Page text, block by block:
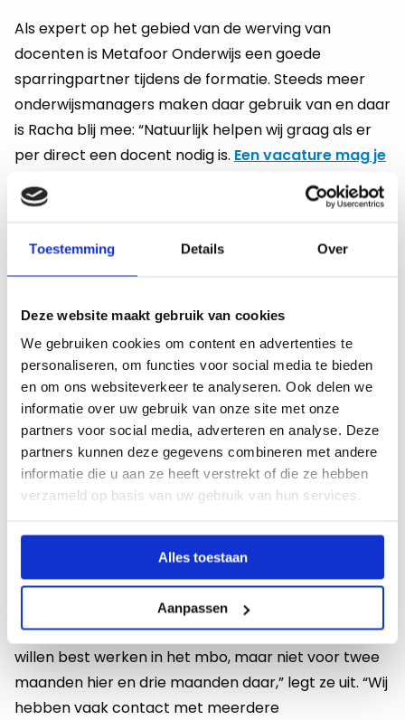
Toestemming Details Over
Deze website maakt gebruik van cookies
We gebruiken cookies om content en advertenties te
personaliseren, om functies voor social media te bieden
en om ons websiteverkeer te analyseren. Ook delen we
informatie over uw gebruik van onze site met onze
partners voor social media, adverteren en analyse. Deze
partners kunnen deze gegevens combineren met andere
informatie die u aan ze heeft verstrekt of die ze hebben
verzameld op basis van uw gebruik van hun services.
Alles toestaan
Aanpassen
Als expert op het gebied van de werving van
docenten is Metafoor Onderwijs een goede
sparringpartner tijdens de formatie. Steeds meer
onderwijsmanagers maken daar gebruik van en daar
is Racha blij mee: “Natuurlijk helpen wij graag als er
per direct een docent nodig is. Een vacature mag je
. Maar als een school al in
januari weet dat er in september een docent nodig
kunnen we vooruit werven, meedenken over
haalbaarheid en kandidaten iets bieden wat
aantrekkelijk voor ze is.”
Laat je HR-partner
meedenken over wat
aantrekkelijk is voor
kandidaten
Racha ziet bijvoorbeeld dat scholen steeds vaker
vastlopen omdat vacatures te klein, te tijdelijk of te
versnipperd worden aangeboden. “Veel kandidaten
willen best werken in het mbo, maar niet voor twee
maanden hier en drie maanden daar,” legt ze uit. “Wij
hebben vaak contact met meerdere